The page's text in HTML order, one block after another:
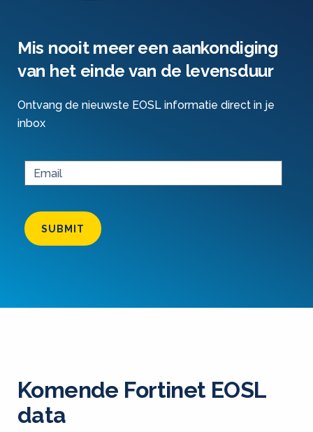
Mis nooit meer een aankondiging
van het einde van de levensduur
Ontvang de nieuwste EOSL informatie direct in je
inbox
SUBMIT
Komende Fortinet EOSL
data